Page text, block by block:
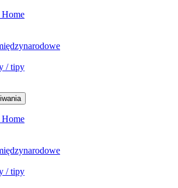
Home
/ tipy
Home
/ tipy